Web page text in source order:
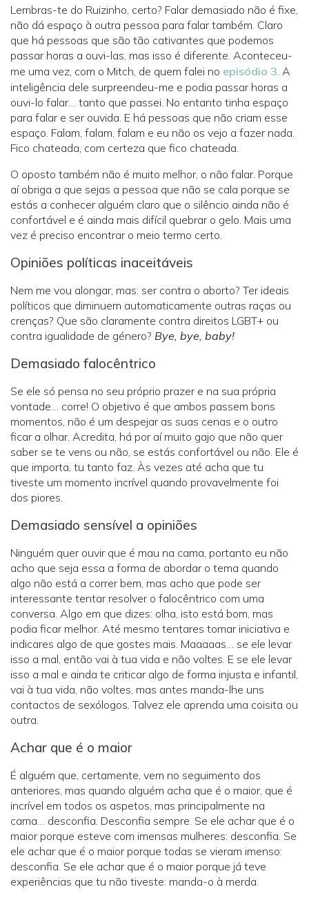
Lembras-te do Ruizinho, certo? Falar demasiado não é fixe,
não dá espaço à outra pessoa para falar também. Claro
que há pessoas que são tão cativantes que podemos
passar horas a ouvi-las, mas isso é diferente. Aconteceu-
me uma vez, com o Mitch, de quem falei no episódio 3. A
inteligência dele surpreendeu-me e podia passar horas a
ouvi-lo falar… tanto que passei. No entanto tinha espaço
para falar e ser ouvida. E há pessoas que não criam esse
espaço. Falam, falam, falam e eu não os vejo a fazer nada.
Fico chateada, com certeza que fico chateada.
O oposto também não é muito melhor, o não falar. Porque
aí obriga a que sejas a pessoa que não se cala porque se
estás a conhecer alguém claro que o silêncio ainda não é
confortável e é ainda mais difícil quebrar o gelo. Mais uma
vez é preciso encontrar o meio termo certo.
Opiniões políticas inaceitáveis
Nem me vou alongar, mas: ser contra o aborto? Ter ideais
políticos que diminuem automaticamente outras raças ou
crenças? Que são claramente contra direitos LGBT+ ou
contra igualidade de género? Bye, bye, baby!
Demasiado falocêntrico
Se ele só pensa no seu próprio prazer e na sua própria
vontade… corre! O objetivo é que ambos passem bons
momentos, não é um despejar as suas cenas e o outro
ficar a olhar. Acredita, há por aí muito gajo que não quer
saber se te vens ou não, se estás confortável ou não. Ele é
que importa, tu tanto faz. Às vezes até acha que tu
tiveste um momento incrível quando provavelmente foi
dos piores.
Demasiado sensível a opiniões
Ninguém quer ouvir que é mau na cama, portanto eu não
acho que seja essa a forma de abordar o tema quando
algo não está a correr bem, mas acho que pode ser
interessante tentar resolver o falocêntrico com uma
conversa. Algo em que dizes: olha, isto está bom, mas
podia ficar melhor. Até mesmo tentares tomar iniciativa e
indicares algo de que gostes mais. Maaaaas… se ele levar
isso a mal, então vai à tua vida e não voltes. E se ele levar
isso a mal e ainda te criticar algo de forma injusta e infantil,
vai à tua vida, não voltes, mas antes manda-lhe uns
contactos de sexólogos. Talvez ele aprenda uma coisita ou
outra.
Achar que é o maior
É alguém que, certamente, vem no seguimento dos
anteriores, mas quando alguém acha que é o maior, que é
incrível em todos os aspetos, mas principalmente na
cama… desconfia. Desconfia sempre. Se ele achar que é o
maior porque esteve com imensas mulheres: desconfia. Se
ele achar que é o maior porque todas se vieram imenso:
desconfia. Se ele achar que é o maior porque já teve
experiências que tu não tiveste: manda-o à merda.